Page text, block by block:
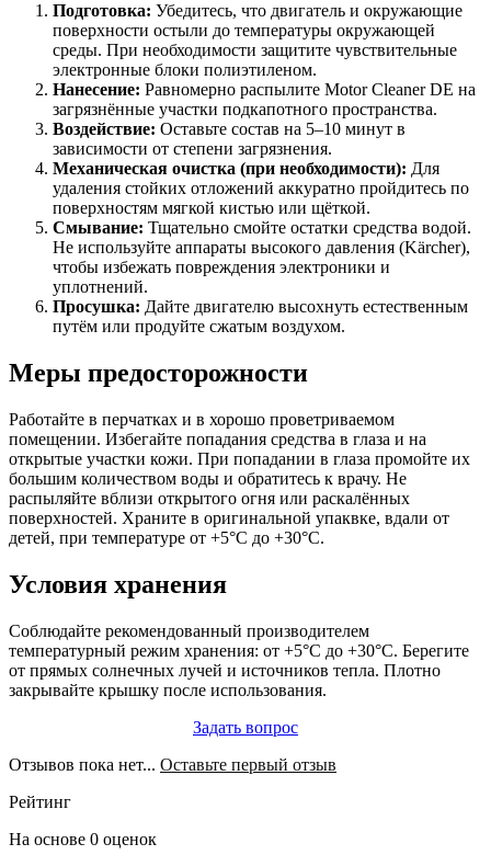
Подготовка: Убедитесь, что двигатель и окружающие
поверхности остыли до температуры окружающей
среды. При необходимости защитите чувствительные
электронные блоки полиэтиленом.
Нанесение: Равномерно распылите Motor Cleaner DE на
загрязнённые участки подкапотного пространства.
Воздействие: Оставьте состав на 5–10 минут в
зависимости от степени загрязнения.
Механическая очистка (при необходимости): Для
удаления стойких отложений аккуратно пройдитесь по
поверхностям мягкой кистью или щёткой.
Смывание: Тщательно смойте остатки средства водой.
Не используйте аппараты высокого давления (Kärcher),
чтобы избежать повреждения электроники и
уплотнений.
Просушка: Дайте двигателю высохнуть естественным
путём или продуйте сжатым воздухом.
Меры предосторожности
Работайте в перчатках и в хорошо проветриваемом
помещении. Избегайте попадания средства в глаза и на
открытые участки кожи. При попадании в глаза промойте их
большим количеством воды и обратитесь к врачу. Не
распыляйте вблизи открытого огня или раскалённых
поверхностей. Храните в оригинальной упаквке, вдали от
детей, при температуре от +5°C до +30°C.
Условия хранения
Соблюдайте рекомендованный производителем
температурный режим хранения: от +5°C до +30°C. Берегите
от прямых солнечных лучей и источников тепла. Плотно
закрывайте крышку после использования.
Задать вопрос
Отзывов пока нет... Оставьте первый отзыв
Рейтинг
На основе 0 оценок